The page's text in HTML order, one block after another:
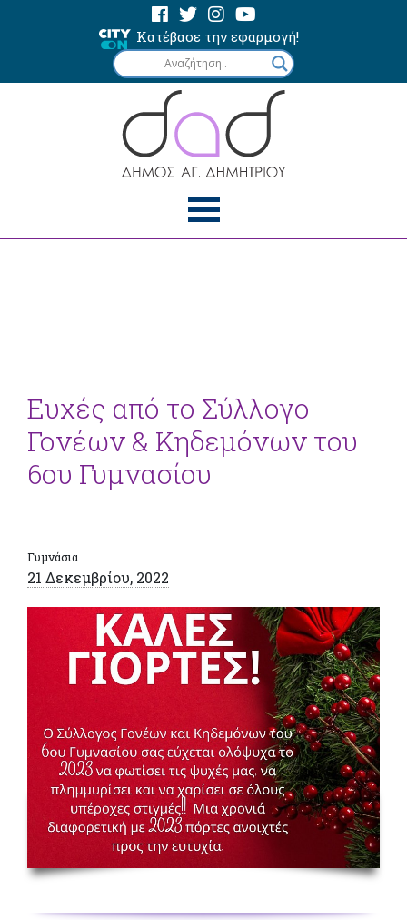
Κατέβασε την εφαρμογή!
Ευχές από το Σύλλογο
Γονέων & Κηδεμόνων του
6ου Γυμνασίου
Γυμνάσια
21 Δεκεμβρίου, 2022